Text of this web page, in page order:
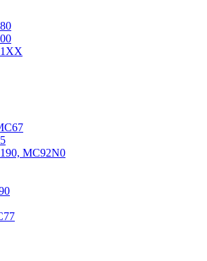
MC92N0